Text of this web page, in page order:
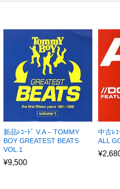
新品ﾚｺｰﾄﾞ V.A – TOMMY
BOY GREATEST BEATS
VOL.1
¥9,500
中古ﾚ
ALL
¥